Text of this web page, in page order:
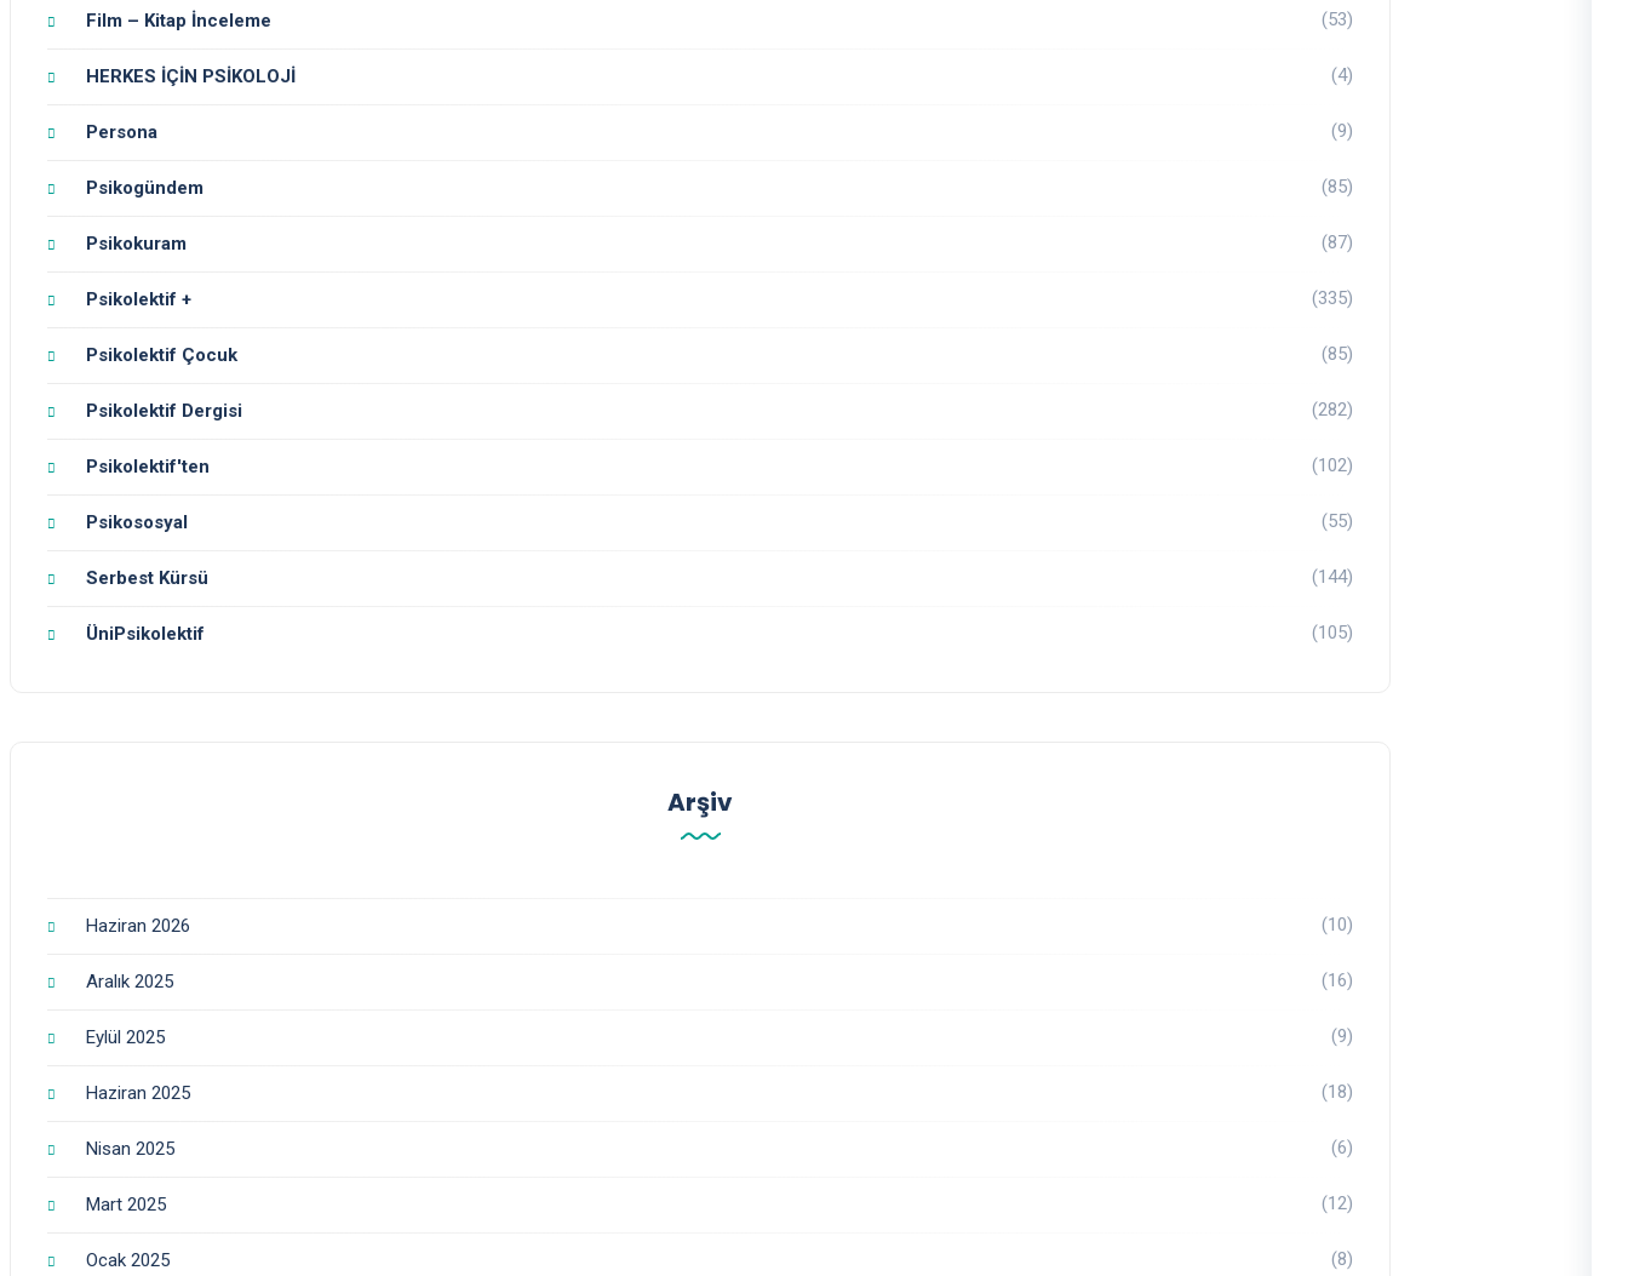
Film – Kitap İnceleme (53)
HERKES İÇİN PSİKOLOJİ (4)
Persona (9)
Psikogündem (85)
Psikokuram (87)
Psikolektif + (335)
Psikolektif Çocuk (85)
Psikolektif Dergisi (282)
Psikolektif'ten (102)
Psikososyal (55)
Serbest Kürsü (144)
ÜniPsikolektif (105)
Arşiv
Haziran 2026 (10)
Aralık 2025 (16)
Eylül 2025 (9)
Haziran 2025 (18)
Nisan 2025 (6)
Mart 2025 (12)
Ocak 2025 (8)